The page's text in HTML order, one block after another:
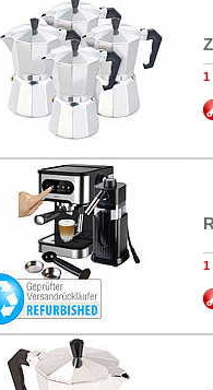
1
1